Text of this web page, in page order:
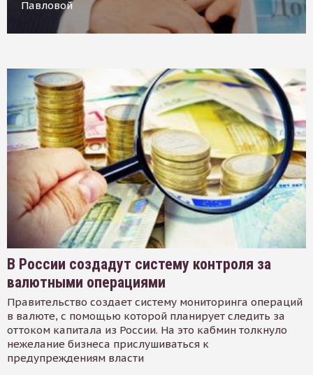
Павловой
В России создадут систему контроля за
валютными операциями
Правительство создает систему мониторинга операций
в валюте, с помощью которой планирует следить за
оттоком капитала из России. На это кабмин толкнуло
нежелание бизнеса прислушиваться к
предупреждениям власти